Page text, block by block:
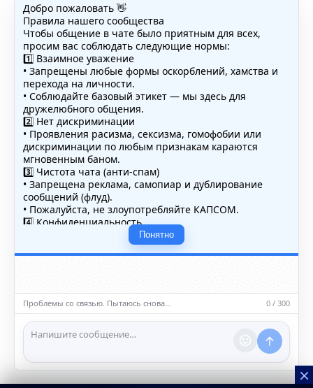
Добро пожаловать 👋
Правила нашего сообщества
Чтобы общение в чате было приятным для всех,
просим вас соблюдать следующие нормы:
1️⃣ Взаимное уважение
• Запрещены любые формы оскорблений, хамства и
перехода на личности.
• Соблюдайте базовый этикет — мы здесь для
дружелюбного общения.
2️⃣ Нет дискриминации
• Проявления расизма, сексизма, гомофобии или
дискриминации по любым признакам караются
мгновенным баном.
3️⃣ Чистота чата (анти-спам)
• Запрещена реклама, самопиар и дублирование
сообщений (флуд).
• Пожалуйста, не злоупотребляйте КАПСОМ.
4️⃣ Конфиденциальность
• Не публикуйте личные данные — свои или чужие
(телефоны, адреса, документы).
5️⃣ Уместность контента
насилию.
ℹ️ Модераторы и администраторы вправе удалять
сообщения и ограничивать доступ к чату при
нарушении правил.
Понятно
Проблемы со связью. Пытаюсь снова… 0 / 300
×